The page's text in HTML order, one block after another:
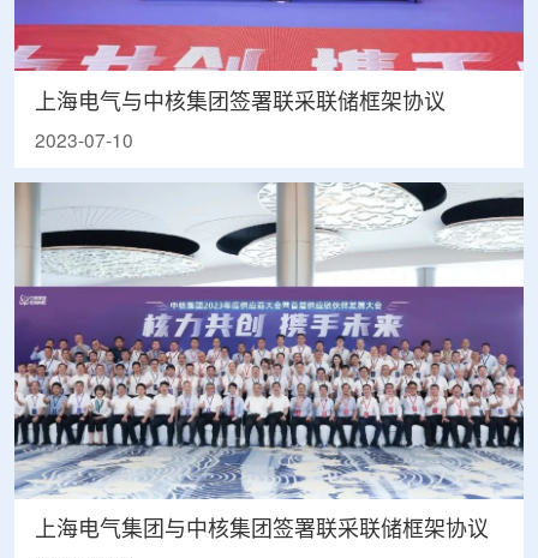
上海电气与中核集团签署联采联储框架协议
2023-07-10
上海电气集团与中核集团签署联采联储框架协议